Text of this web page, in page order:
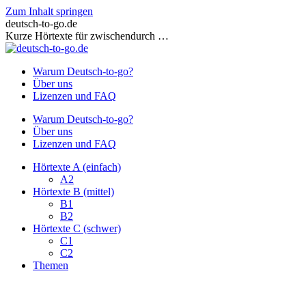
Zum Inhalt springen
deutsch-to-go.de
Kurze Hörtexte für zwischendurch …
Warum Deutsch-to-go?
Über uns
Lizenzen und FAQ
Warum Deutsch-to-go?
Über uns
Lizenzen und FAQ
Hörtexte A (einfach)
A2
Hörtexte B (mittel)
B1
B2
Hörtexte C (schwer)
C1
C2
Themen